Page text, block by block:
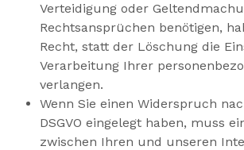
Verteidigung oder
Rechtsansprüchen benötigen,
Recht, statt der Löschung die
Verarbeitung Ihrer
verlangen.
Wenn Sie einen Widerspruch
DSGVO eingelegt haben, muss
zwischen Ihren und unseren